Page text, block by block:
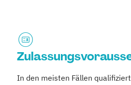
In den meisten Fällen